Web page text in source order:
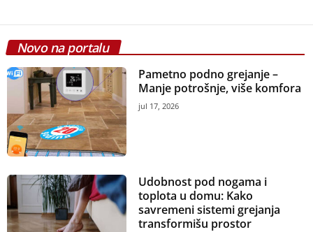
Novo na portalu
Pametno podno grejanje –
Manje potrošnje, više komfora
jul 17, 2026
Udobnost pod nogama i
toplota u domu: Kako
savremeni sistemi grejanja
transformišu prostor